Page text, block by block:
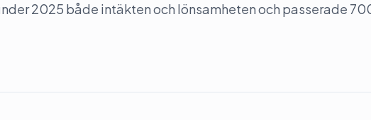
2025 både intäkten och lönsamheten och passerade